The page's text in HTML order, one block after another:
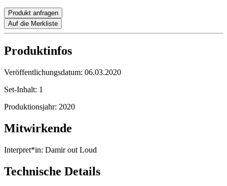
Produkt anfragen
Auf die Merkliste
Produktinfos
Veröffentlichungsdatum: 06.03.2020
Set-Inhalt: 1
Produktionsjahr: 2020
Mitwirkende
Interpret*in: Damir out Loud
Technische Details